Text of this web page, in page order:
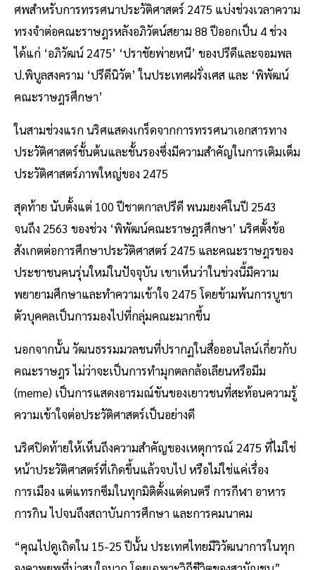
ศพสำหรับการทรรศนาประวัติศาสตร์ 2475 แบ่งช่วงเวลาความ
ทรงจำต่อคณะราษฎรหลังอภิวัตน์สยาม 88 ปีออกเป็น 4 ช่วง
ได้แก่ ‘อภิวัฒน์ 2475’ ‘ปราชัยพ่ายหนี’ ของปรีดีและจอมพล
ป.พิบูลสงคราม ‘ปรีดีนิวัต’ ในประเทศฝรั่งเศส และ ‘พิพัฒน์
คณะราษฎรศึกษา’
ในสามช่วงแรก นริศแสดงเกร็ดจากการทรรศนาเอกสารทาง
ประวัติศาสตร์ชั้นต้นและชั้นรองซึ่งมีความสำคัญในการเติมเต็ม
ประวัติศาสตร์ภาพใหญ่ของ 2475
สุดท้าย นับตั้งแต่ 100 ปีชาตกาลปรีดี พนมยงค์ในปี 2543
จนถึง 2563 ของช่วง ‘พิพัฒน์คณะราษฎรศึกษา’ นริศตั้งข้อ
สังเกตต่อการศึกษาประวัติศาสตร์ 2475 และคณะราษฎรของ
ประชาชนคนรุ่นใหม่ในปัจจุบัน เขาเห็นว่าในช่วงนี้มีความ
พยายามศึกษาและทำความเข้าใจ 2475 โดยข้ามพ้นการบูชา
ตัวบุคคลเป็นการมองไปที่กลุ่มคณะมากขึ้น
นอกจากนั้น วัฒนธรรมมวลชนที่ปรากฏในสื่อออนไลน์เกี่ยวกับ
คณะราษฎร ไม่ว่าจะเป็นการทำมุกตลกล้อเลียนหรือมีม
(meme) เป็นการแสดงอารมณ์ขันของเยาวชนที่สะท้อนความรู้
ความเข้าใจต่อประวัติศาสตร์เป็นอย่างดี
นริศปิดท้ายให้เห็นถึงความสำคัญของเหตุการณ์ 2475 ที่ไม่ใช่
หน้าประวัติศาสตร์ที่เกิดขึ้นแล้วจบไป หรือไม่ใช่แค่เรื่อง
การเมือง แต่แทรกซึมในทุกมิติตั้งแต่ดนตรี การกีฬา อาหาร
การกิน ไปจนถึงสถาบันการศึกษา และการคมนาคม
“คุณไปดูเถิดใน 15-25 ปีนั้น ประเทศไทยมีวิวัฒนาการในทุก